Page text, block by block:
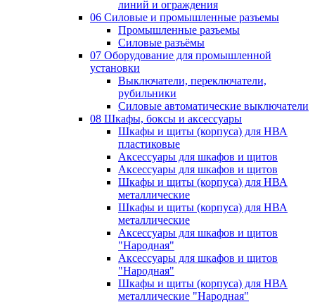
линий и ограждения
06 Силовые и промышленные разъемы
Промышленные разъемы
Силовые разъёмы
07 Оборудование для промышленной
установки
Выключатели, переключатели,
рубильники
Силовые автоматические выключатели
08 Шкафы, боксы и аксессуары
Шкафы и щиты (корпуса) для НВА
пластиковые
Аксессуары для шкафов и щитов
Аксессуары для шкафов и щитов
Шкафы и щиты (корпуса) для НВА
металлические
Шкафы и щиты (корпуса) для НВА
металлические
Аксессуары для шкафов и щитов
"Народная"
Аксессуары для шкафов и щитов
"Народная"
Шкафы и щиты (корпуса) для НВА
металлические "Народная"